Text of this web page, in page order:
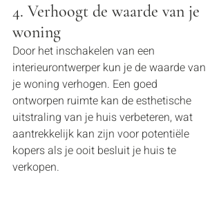
4. Verhoogt de waarde van je
woning
Door het inschakelen van een
interieurontwerper kun je de waarde van
je woning verhogen. Een goed
ontworpen ruimte kan de esthetische
uitstraling van je huis verbeteren, wat
aantrekkelijk kan zijn voor potentiële
kopers als je ooit besluit je huis te
verkopen.